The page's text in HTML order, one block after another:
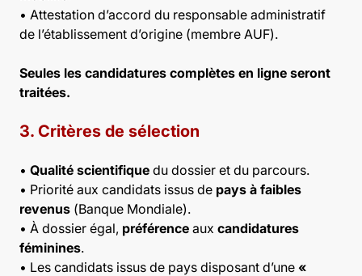
• Attestation d’accord du responsable administratif
de l’établissement d’origine (membre AUF).
Seules les candidatures complètes en ligne seront
traitées.
3. Critères de sélection
• Qualité scientifique du dossier et du parcours.
• Priorité aux candidats issus de pays à faibles
revenus (Banque Mondiale).
• À dossier égal, préférence aux candidatures
féminines.
• Les candidats issus de pays disposant d’une «